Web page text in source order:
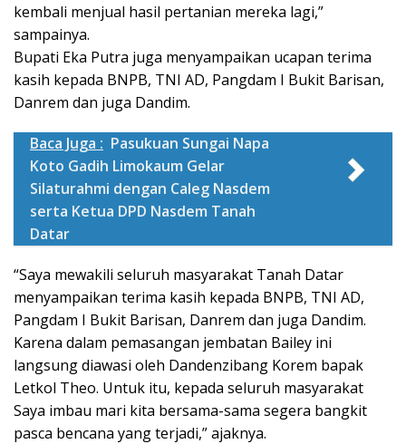
kembali menjual hasil pertanian mereka lagi,”
sampainya.
Bupati Eka Putra juga menyampaikan ucapan terima
kasih kepada BNPB, TNI AD, Pangdam I Bukit Barisan,
Danrem dan juga Dandim.
Baca Juga : Pasukuan Sungai Napa
Koto Gadih Limokaum Gelar
Silaturahmi dengan Caleg Nasdem
serta Ketua DPD Nasdem Tanah
Datar
“Saya mewakili seluruh masyarakat Tanah Datar
menyampaikan terima kasih kepada BNPB, TNI AD,
Pangdam I Bukit Barisan, Danrem dan juga Dandim.
Karena dalam pemasangan jembatan Bailey ini
langsung diawasi oleh Dandenzibang Korem bapak
Letkol Theo. Untuk itu, kepada seluruh masyarakat
Saya imbau mari kita bersama-sama segera bangkit
pasca bencana yang terjadi,” ajaknya.